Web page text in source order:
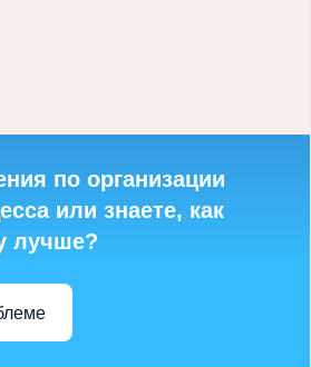
по организации
или знаете, как
лучше?